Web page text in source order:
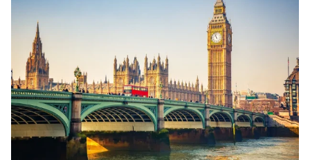
Privatjet Nach Berlin